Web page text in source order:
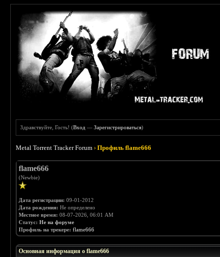
Здравствуйте, Гость! (Вход —Зарегистрироваться)
Metal Torrent Tracker Forum ›Профиль flame666
flame666
(Newbie)
Дата регистрации: 09-01-2012
Дата рождения: Не определено
Местное время: 08-07-2026, 06:01 AM
Статус: Не на форуме
Профиль на трекере: flame666
Основная информация о flame666